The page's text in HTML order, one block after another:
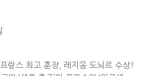
랑스 최고 훈장, 레지옹 도뇌르 수상!